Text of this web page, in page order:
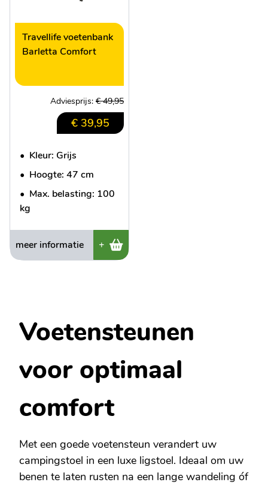
Travellife voetenbank
Barletta Comfort
Adviesprijs: € 49,95
€ 39,95
• Kleur: Grijs
• Hoogte: 47 cm
• Max. belasting: 100
kg
meer informatie +
Voetensteunen
voor optimaal
comfort
Met een goede voetensteun verandert uw
campingstoel in een luxe ligstoel. Ideaal om uw
benen te laten rusten na een lange wandeling óf